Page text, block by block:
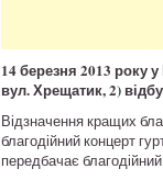
14 березня 2013 року
вул. Хрещатик, 2)
Відзначення кращих
благодійний концерт
передбачає